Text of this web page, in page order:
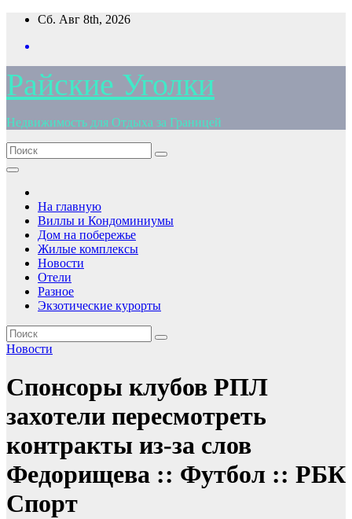
Перейти
содержимому
Сб. Авг 8th, 2026
Райские Уголки
Недвижимость для Отдыха за Границей
На главную
Виллы и Кондоминиумы
Дом на побережье
Жилые комплексы
Новости
Отели
Разное
Экзотические курорты
Новости
Спонсоры клубов РПЛ
захотели пересмотреть
контракты из-за слов
Федорищева :: Футбол :: РБК
Спорт